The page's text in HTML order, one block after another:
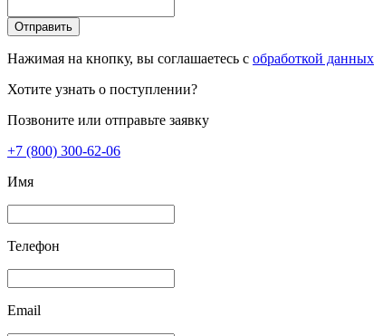
Отправить
Нажимая на кнопку, вы соглашаетесь с обработкой данных
Хотите узнать о поступлении?
Позвоните или отправьте заявку
+7 (800) 300-62-06
Имя
Телефон
Email